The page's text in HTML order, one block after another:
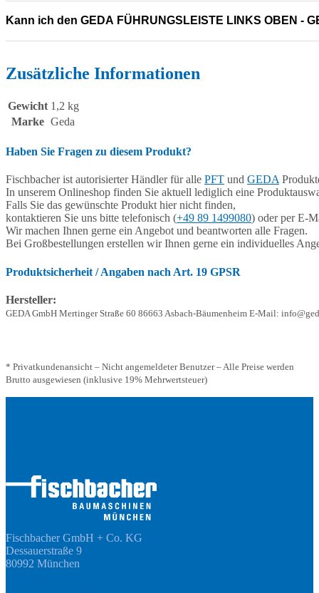
Kann ich den GEDA FÜHRUNGSLEISTE LINKS OBEN -
Zusätzliche Informationen
Gewicht 1,2 kg
Marke Geda
Haben Sie Fragen zu diesem Produkt?
Fischbacher ist autorisierter Händler für alle PFT und GEDA
In unserem Onlineshop finden Sie aktuell lediglich eine
Falls Sie das gewünschte Produkt hier nicht finden,
kontaktieren Sie uns bitte telefonisch (+49 89 1499080) oder per E-
Wir machen Ihnen gerne ein Angebot und beantworten alle Fragen.
Bei Großbestellungen erstellen wir Ihnen gerne ein individuelles
Produktsicherheit / Angaben nach Art. 19 GPSR
Hersteller:
GEDA GmbH Mertinger Straße 60 86663 Asbach-Bäumenheim E-Mail:
* Privatkundenansicht – Nicht angemeldeter Benutzer – Alle Preise werden
Brutto ausgewiesen (inklusive 19% Mehrwertsteuer)
Fischbacher GmbH + Co. KG
Dessauerstraße 9
80992 München